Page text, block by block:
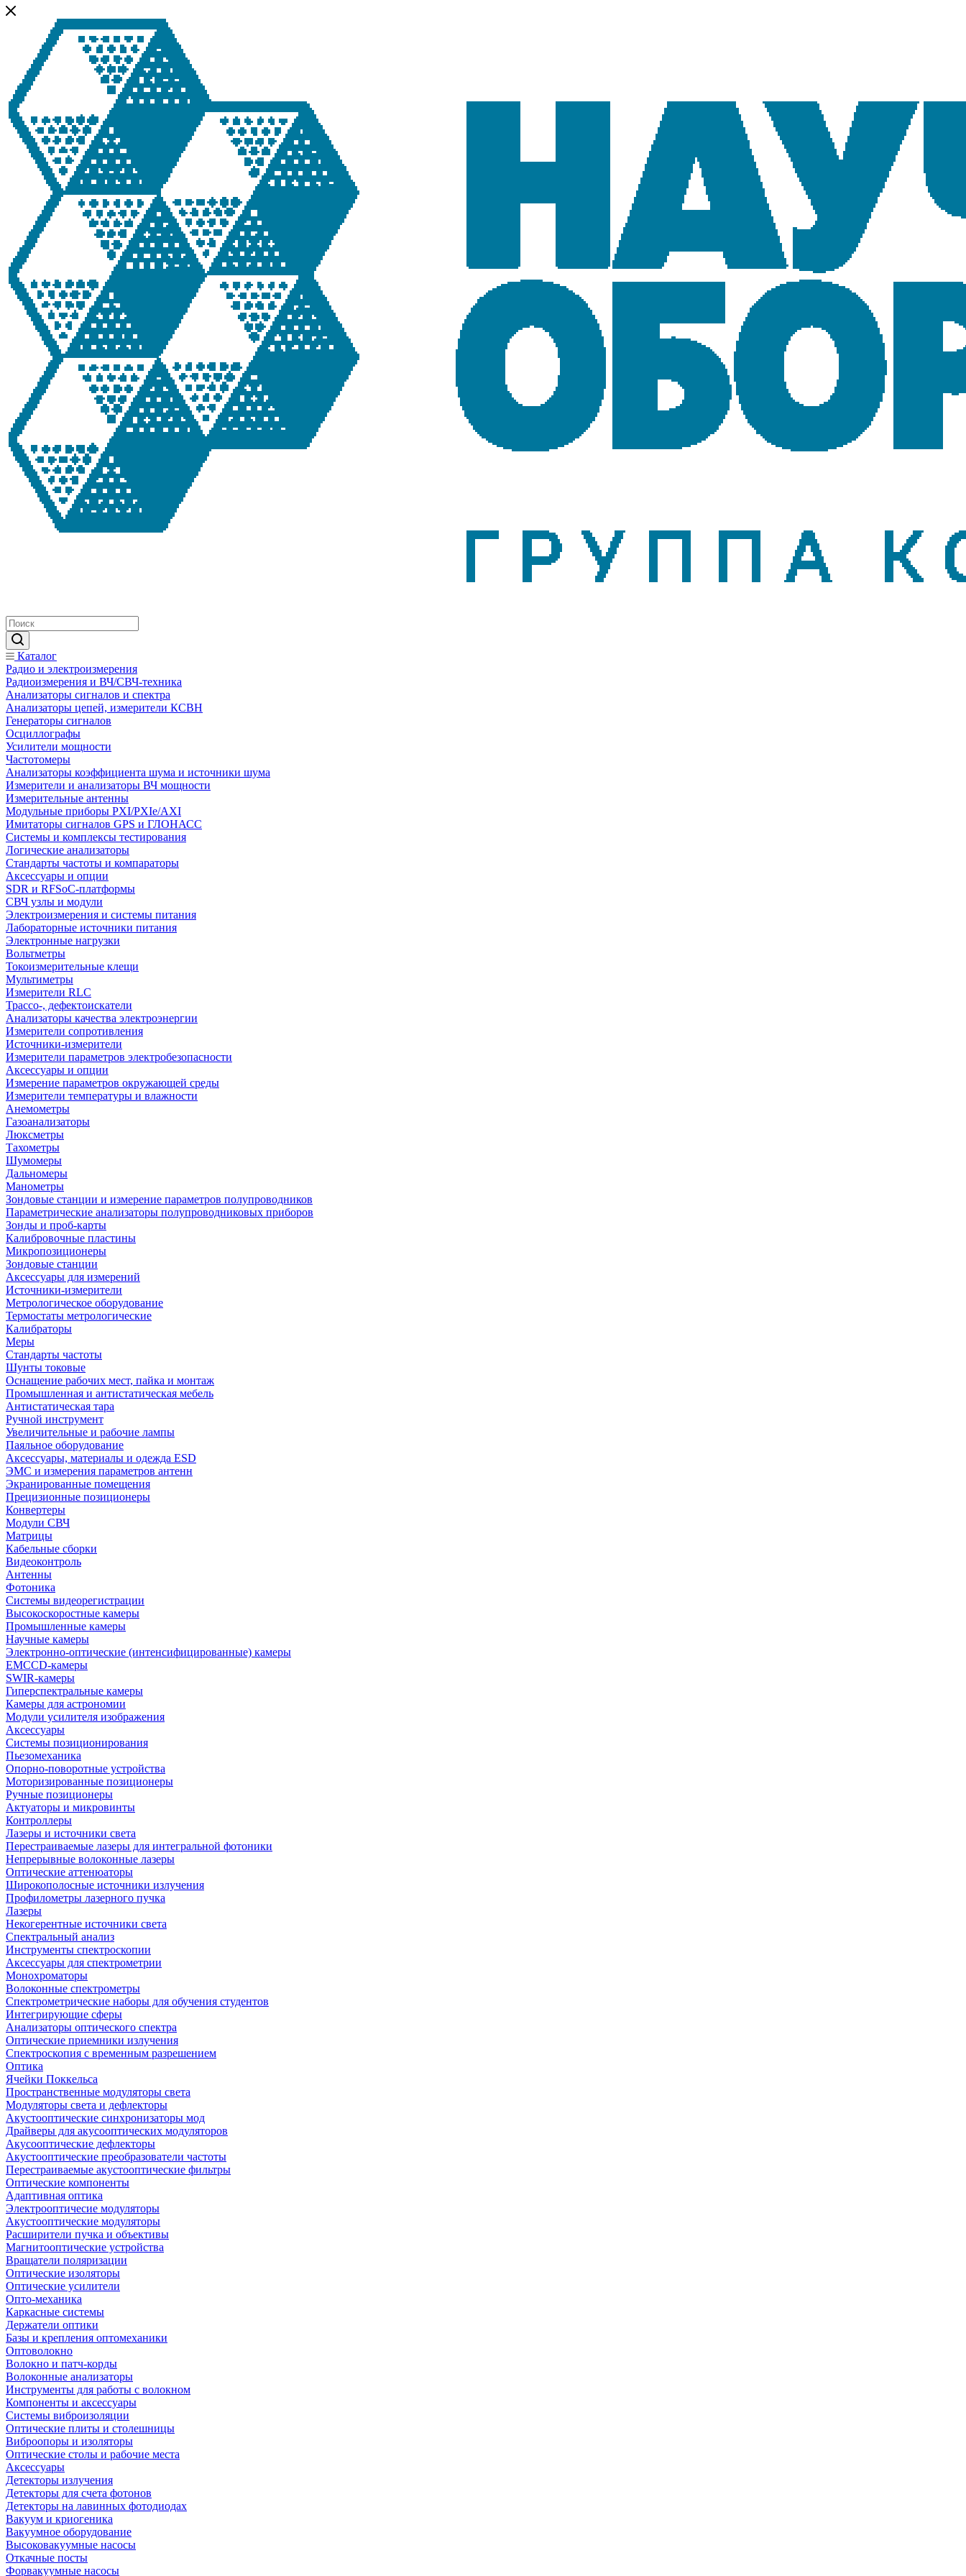
Каталог
Радио и электроизмерения
Радиоизмерения и ВЧ/СВЧ-техника
Анализаторы сигналов и спектра
Анализаторы цепей, измерители КСВН
Генераторы сигналов
Осциллографы
Усилители мощности
Частотомеры
Анализаторы коэффициента шума и источники шума
Измерители и анализаторы ВЧ мощности
Измерительные антенны
Модульные приборы PXI/PXIe/AXI
Имитаторы сигналов GPS и ГЛОНАСС
Системы и комплексы тестирования
Логические анализаторы
Стандарты частоты и компараторы
Аксессуары и опции
SDR и RFSoC‑платформы
СВЧ узлы и модули
Электроизмерения и системы питания
Лабораторные источники питания
Электронные нагрузки
Вольтметры
Токоизмерительные клещи
Мультиметры
Измерители RLC
Трассо-, дефектоискатели
Анализаторы качества электроэнергии
Измерители сопротивления
Источники-измерители
Измерители параметров электробезопасности
Аксессуары и опции
Измерение параметров окружающей среды
Измерители температуры и влажности
Анемометры
Газоанализаторы
Люксметры
Тахометры
Шумомеры
Дальномеры
Манометры
Зондовые станции и измерение параметров полупроводников
Параметрические анализаторы полупроводниковых приборов
Зонды и проб-карты
Калибровочные пластины
Микропозиционеры
Зондовые станции
Аксессуары для измерений
Источники-измерители
Метрологическое оборудование
Термостаты метрологические
Калибраторы
Меры
Стандарты частоты
Шунты токовые
Оснащение рабочих мест, пайка и монтаж
Промышленная и антистатическая мебель
Антистатическая тара
Ручной инструмент
Увеличительные и рабочие лампы
Паяльное оборудование
Аксессуары, материалы и одежда ESD
ЭМС и измерения параметров антенн
Экранированные помещения
Прецизионные позиционеры
Конвертеры
Модули СВЧ
Матрицы
Кабельные сборки
Видеоконтроль
Антенны
Фотоника
Cистемы видеорегистрации
Высокоскоростные камеры
Промышленные камеры
Научные камеры
Электронно-оптические (интенсифицированные) камеры
EMCCD-камеры
SWIR-камеры
Гиперспектральные камеры
Камеры для астрономии
Модули усилителя изображения
Аксессуары
Системы позиционирования
Пьезомеханика
Опорно-поворотные устройства
Моторизированные позиционеры
Ручные позиционеры
Актуаторы и микровинты
Контроллеры
Лазеры и источники света
Перестраиваемые лазеры для интегральной фотоники
Непрерывные волоконные лазеры
Оптические аттенюаторы
Широкополосные источники излучения
Профилометры лазерного пучка
Лазеры
Некогерентные источники света
Спектральный анализ
Инструменты спектроскопии
Аксессуары для спектрометрии
Монохроматоры
Волоконные спектрометры
Спектрометрические наборы для обучения студентов
Интегрирующие сферы
Анализаторы оптического спектра
Оптические приемники излучения
Спектроскопия с временным разрешением
Оптика
Ячейки Поккельса
Пространственные модуляторы света
Модуляторы света и дефлекторы
Акустооптические синхронизаторы мод
Драйверы для акусооптических модуляторов
Акусооптические дефлекторы
Акустооптические преобразователи частоты
Перестраиваемые акустооптические фильтры
Оптические компоненты
Адаптивная оптика
Электрооптичесие модуляторы
Акустооптические модуляторы
Расширители пучка и объективы
Магнитооптические устройства
Вращатели поляризации
Оптические изоляторы
Оптические усилители
Опто-механика
Каркасные системы
Держатели оптики
Базы и крепления оптомеханики
Оптоволокно
Волокно и патч-корды
Волоконные анализаторы
Инструменты для работы с волокном
Компоненты и аксессуары
Системы виброизоляции
Оптические плиты и столешницы
Виброопоры и изоляторы
Оптические столы и рабочие места
Аксессуары
Детекторы излучения
Детекторы для счета фотонов
Детекторы на лавинных фотодиодах
Вакуум и криогеника
Вакуумное оборудование
Высоковакуумные насосы
Откачные посты
Форвакуумные насосы